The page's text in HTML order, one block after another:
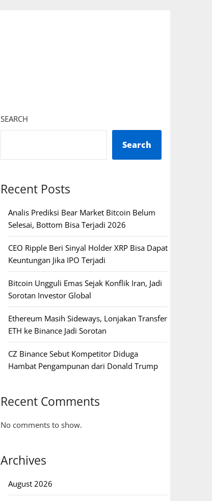
SEARCH
Search
Recent Posts
Analis Prediksi Bear Market Bitcoin Belum
Selesai, Bottom Bisa Terjadi 2026
CEO Ripple Beri Sinyal Holder XRP Bisa Dapat
Keuntungan Jika IPO Terjadi
Bitcoin Ungguli Emas Sejak Konflik Iran, Jadi
Sorotan Investor Global
Ethereum Masih Sideways, Lonjakan Transfer
ETH ke Binance Jadi Sorotan
CZ Binance Sebut Kompetitor Diduga
Hambat Pengampunan dari Donald Trump
Recent Comments
No comments to show.
Archives
August 2026